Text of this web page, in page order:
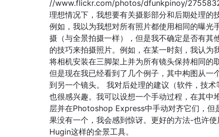
//www.flickr.com/photos/dfunkpinoy/
理想情况下，我想要有关摄影部分和后期处理的
例如，我以为我想对所有照片都使用相同的曝光
摄（与全景拍摄一样），但是我不确定是否有其
的技巧来拍摄照片。例如，在某一时刻，我认为
将相机安装在三脚架上并为所有镜头保持相同的
但是现在我已经看到了几个例子，其中构图从一
到另一个镜头。 我对后处理的建议（软件，技术
也很感兴趣。我可以设想一个手动过程，在其中
层并在Photoshop Express中手动对齐它们，但
果没有一个，我会感到惊讶。更好的方法-也许使
Hugin这样的全景工具。